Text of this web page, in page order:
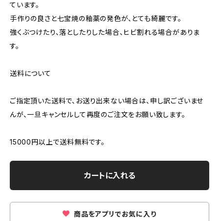
ています。
手作りの良さと七宝焼の釉薬の発色が、とても綺麗です。
強くぶつけたり、落としたりした場合、ヒビ割れる場合がありま
す。
送料について
ご指定頂いた送料で、お送り出来ない場合は、申し訳ございませ
んが、一旦キャンセルして再度のご注文をお願い致します。
15000円以上で送料無料です。
カートに入れる
商品をアプリでお気に入り